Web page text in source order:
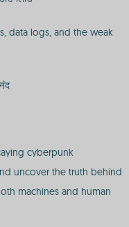
data logs, and the weak
cyberpunk
uncover the truth behind
machines and human